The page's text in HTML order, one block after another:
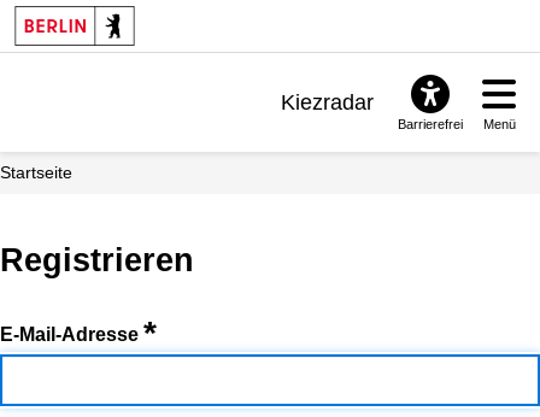
Kiezradar
Barrierefrei Menü
Startseite
Registrieren
E-Mail-Adresse *